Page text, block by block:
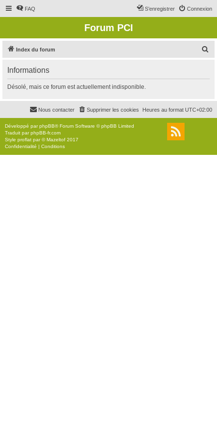
FAQ Connexion
S’enregistrer
Forum PCI
Index du forum
r
c
r
Informations
Désolé, mais ce forum est actuellement indisponible.
Heures au format UTC+02:00
Supprimer les cookies
Nous contacter
Développé parphpBB® Forum Software © phpBB Limited
Traduit parphpBB-fr.com
Style proflat par ©Mazeltof 2017
Confidentialité | Conditions